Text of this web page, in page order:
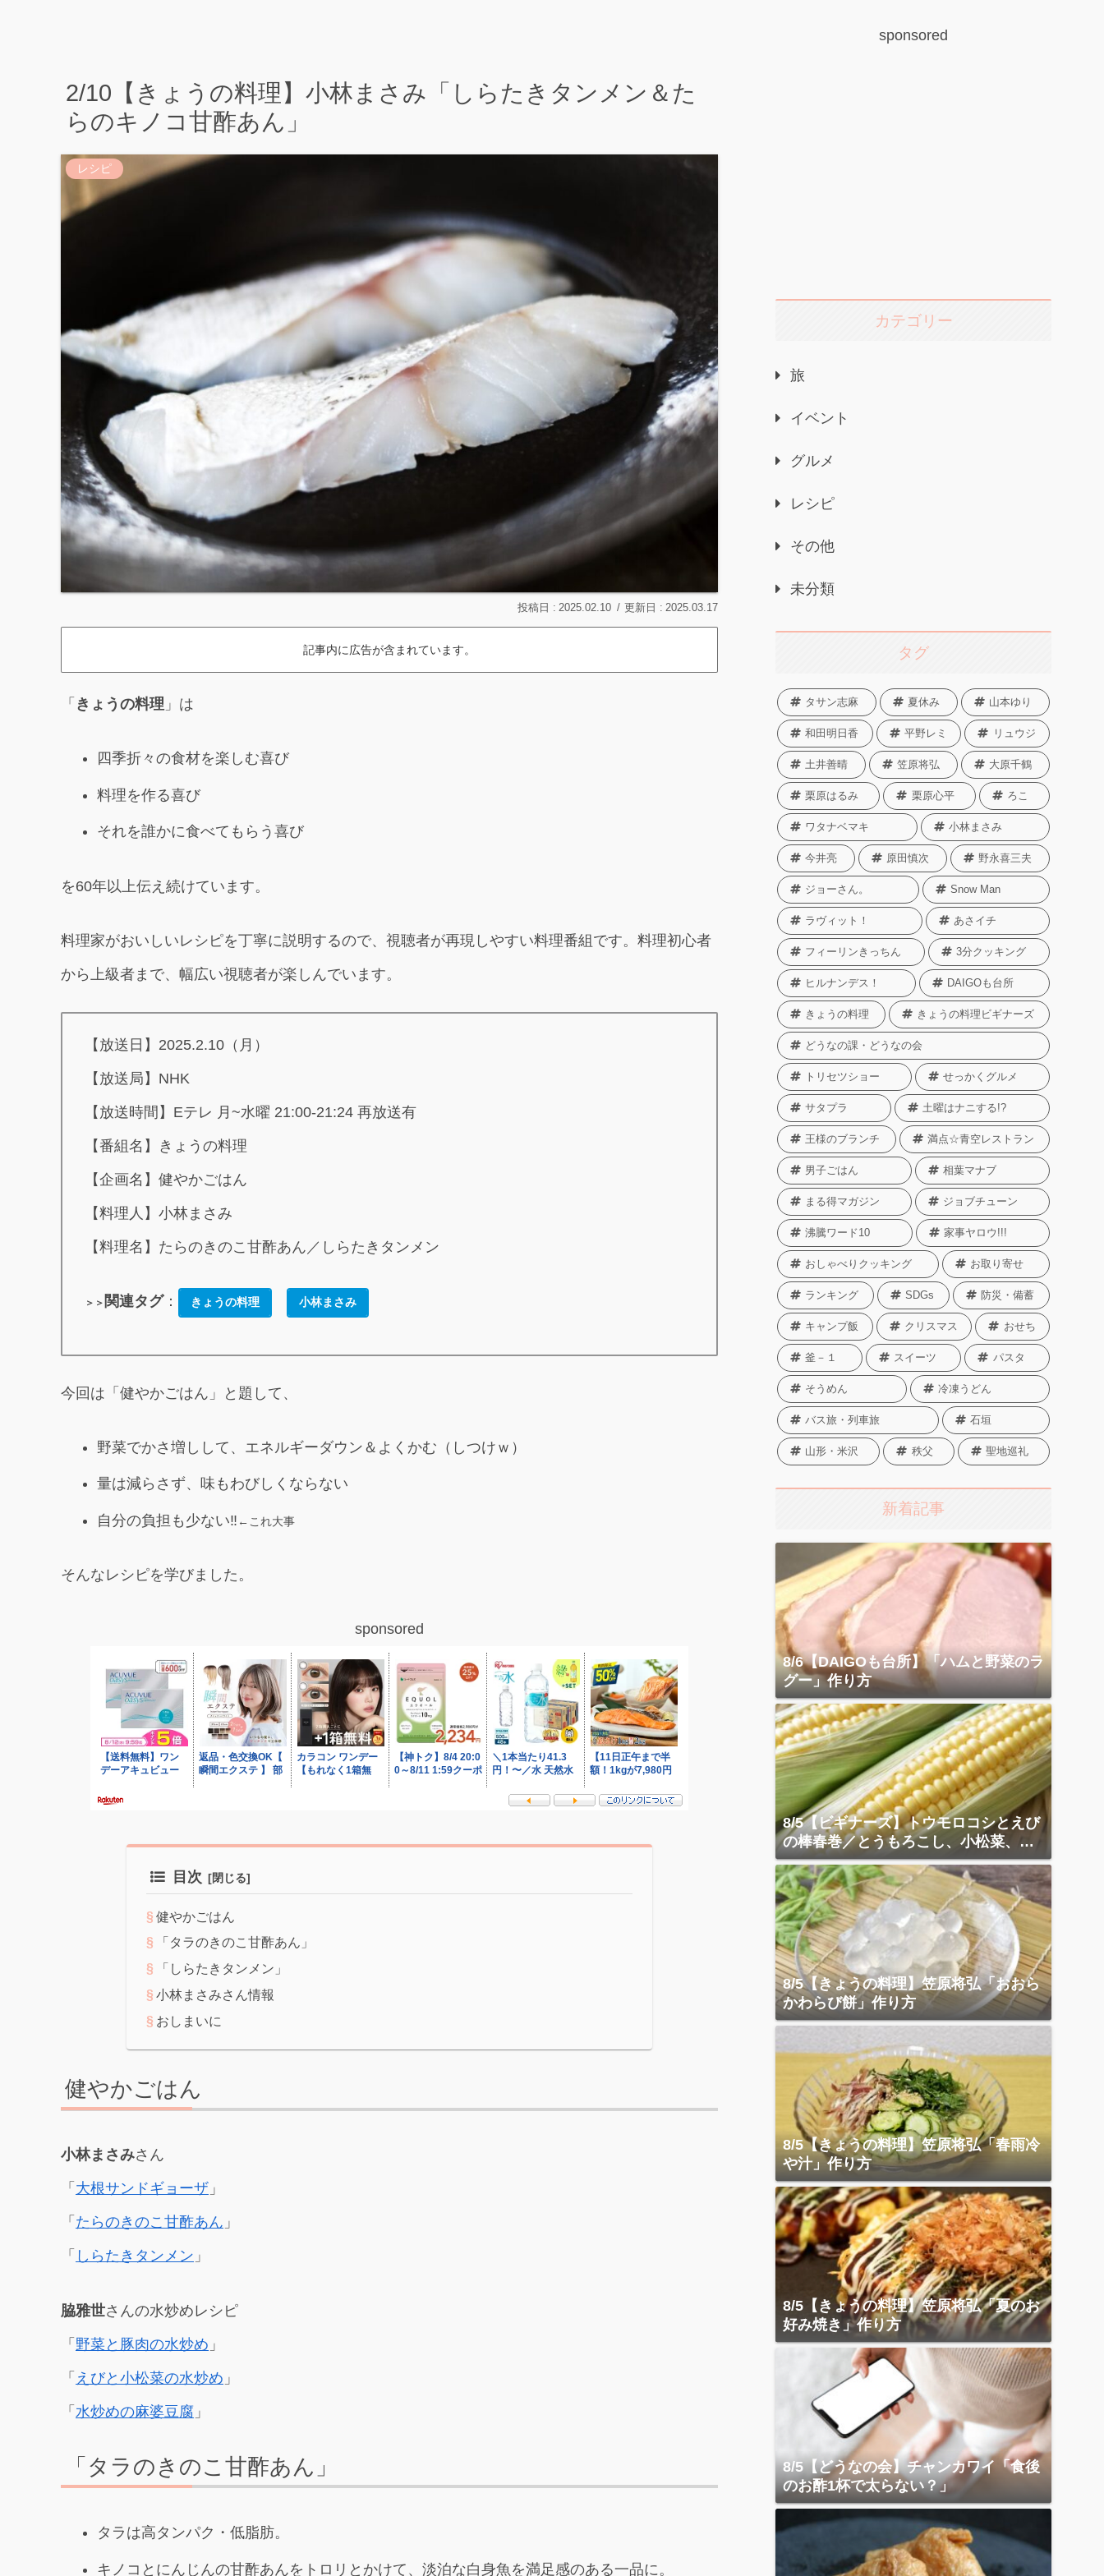
2/10【きょうの料理】小林まさみ「しらたきタンメン＆た
らのキノコ甘酢あん」
レシピ
2025.02.10 2025.03.17
記事内に広告が含まれています。
「 きょうの料理 」は
四季折々の食材を楽しむ喜び
料理を作る喜び
それを誰かに食べてもらう喜び
を60年以上伝え続けています。
料理家がおいしいレシピを丁寧に説明するので、視聴者が再現しやすい料理番組です。料理初心者
から上級者まで、幅広い視聴者が楽しんでいます。
【放送日】2025.2.10（月）
【放送局】NHK
【放送時間】Eテレ 月~水曜 21:00-21:24 再放送有
【番組名】きょうの料理
【企画名】健やかごはん
【料理人】小林まさみ
【料理名】たらのきのこ甘酢あん／しらたきタンメン
＞＞ 関連タグ： きょうの料理 小林まさみ
今回は「健やかごはん」と題して、
野菜でかさ増しして、エネルギーダウン＆よくかむ（しつけｗ）
量は減らさず、味もわびしくならない
自分の負担も少ない‼ ←これ大事
そんなレシピを学びました。
sponsored
目次
健やかごはん
「タラのきのこ甘酢あん」
「しらたきタンメン」
小林まさみさん情報
おしまいに
健やかごはん
小林まさみさん
「 大根サンドギョーザ 」
「 たらのきのこ甘酢あん 」
「 しらたきタンメン 」
脇雅世さんの水炒めレシピ
「 野菜と豚肉の水炒め 」
「 えびと小松菜の水炒め 」
「 水炒めの麻婆豆腐 」
「タラのきのこ甘酢あん」
タラは高タンパク・低脂肪。
キノコとにんじんの甘酢あんをトロリとかけて、淡泊な白身魚を満足感のある一品に。
sponsored
カテゴリー
旅
イベント
グルメ
レシピ
その他
未分類
タグ
タサン志麻 夏休み 山本ゆり
和田明日香 平野レミ リュウジ
土井善晴 笠原将弘 大原千鶴
栗原はるみ 栗原心平 ろこ
ワタナベマキ 小林まさみ
今井亮 原田慎次 野永喜三夫
ジョーさん。 Snow Man
ラヴィット！ あさイチ
フィーリンきっちん 3分クッキング
ヒルナンデス！ DAIGOも台所
きょうの料理 きょうの料理ビギナーズ
どうなの課・どうなの会
トリセツショー せっかくグルメ
サタプラ 土曜はナニする!?
王様のブランチ 満点☆青空レストラン
男子ごはん 相葉マナブ
まる得マガジン ジョブチューン
沸騰ワード10 家事ヤロウ!!!
おしゃべりクッキング お取り寄せ
ランキング SDGs 防災・備蓄
キャンプ飯 クリスマス おせち
釜－１ スイーツ パスタ
そうめん 冷凍うどん
バス旅・列車旅 石垣
山形・米沢 秩父 聖地巡礼
新着記事
8/6【DAIGOも台所】「ハムと野菜のラ
グー」作り方
8/5【ビギナーズ】トウモロコシとえび
の棒春巻／とうもろこし、小松菜、ベ
ーコン炒め
8/5【きょうの料理】笠原将弘「おおら
かわらび餅」作り方
8/5【きょうの料理】笠原将弘「春雨冷
や汁」作り方
8/5【きょうの料理】笠原将弘「夏のお
好み焼き」作り方
8/5【どうなの会】チャンカワイ「食後
のお酢1杯で太らない？」